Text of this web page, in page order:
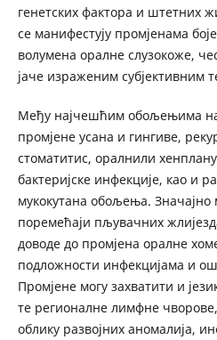
генетских фактора и штетних
се манифестују промјенама
волумена оралне слузокоже,
јаче израженим субјективним
Међу најчешћим обољењима
промјене усана и гингиве,
стоматитис, оралнили
бактеријске инфекције, као и
мукокутана обољења. Значајно
поремећаји пљувачних
доводе до промјена оралне
подложности инфекцијама и
Промјене могу захватити и
те регионалне лимфне
облику развојних аномалија,